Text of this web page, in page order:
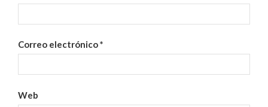
Correo electrónico*
Web